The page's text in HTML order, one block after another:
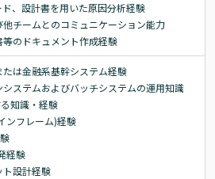
ド、設計書を用いた原因分析経験
他チームとのコミュニケーション能力
等のドキュメント作成経験
たは金融系基幹システム経験
システムおよびバッチシステムの運用知識
知識・経験
ンフレーム)経験
経験
ト設計経験